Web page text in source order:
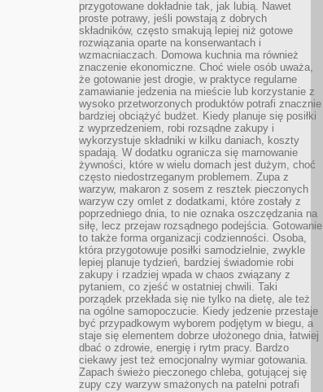
przygotowane dokładnie tak, jak lubią. Nawet
proste potrawy, jeśli powstają z dobrych
składników, często smakują lepiej niż gotowe
rozwiązania oparte na konserwantach i
wzmacniaczach. Domowa kuchnia ma również
znaczenie ekonomiczne. Choć wiele osób uważa,
że gotowanie jest drogie, w praktyce regularne
zamawianie jedzenia na mieście lub korzystanie z
wysoko przetworzonych produktów potrafi znacznie
bardziej obciążyć budżet. Kiedy planuje się posiłki
z wyprzedzeniem, robi rozsądne zakupy i
wykorzystuje składniki w kilku daniach, koszty
spadają. W dodatku ogranicza się marnowanie
żywności, które w wielu domach jest dużym, choć
często niedostrzeganym problemem. Zupa z
warzyw, makaron z sosem z resztek pieczonych
warzyw czy omlet z dodatkami, które zostały z
poprzedniego dnia, to nie oznaka oszczędzania na
siłę, lecz przejaw rozsądnego podejścia. Gotowanie
to także forma organizacji codzienności. Osoba,
która przygotowuje posiłki samodzielnie, zwykle
lepiej planuje tydzień, bardziej świadomie robi
zakupy i rzadziej wpada w chaos związany z
pytaniem, co zjeść w ostatniej chwili. Taki
porządek przekłada się nie tylko na dietę, ale też
na ogólne samopoczucie. Kiedy jedzenie przestaje
być przypadkowym wyborem podjętym w biegu, a
staje się elementem dobrze ułożonego dnia, łatwiej
dbać o zdrowie, energię i rytm pracy. Bardzo
ciekawy jest też emocjonalny wymiar gotowania.
Zapach świeżo pieczonego chleba, gotującej się
zupy czy warzyw smażonych na patelni potrafi